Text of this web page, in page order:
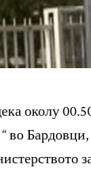
околу
во